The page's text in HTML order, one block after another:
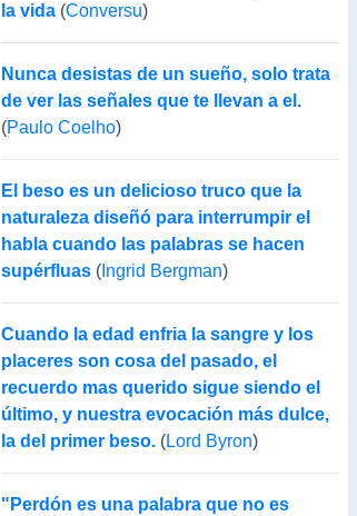
la vida (Conversu)
Nunca desistas de un sueño, solo trata
de ver las señales que te llevan a el.
(Paulo Coelho)
El beso es un delicioso truco que la
naturaleza diseñó para interrumpir el
habla cuando las palabras se hacen
supérfluas ( Ingrid Bergman)
Cuando la edad enfria la sangre y los
placeres son cosa del pasado, el
recuerdo mas querido sigue siendo el
último, y nuestra evocación más dulce,
la del primer beso. (Lord Byron)
"Perdón es una palabra que no es